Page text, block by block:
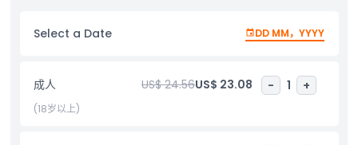
围、大胆的展览和沉浸式体验，莫科博物馆是欣赏现代艺术、学习新
知和获得灵感的完美场所。
亮点
Select a Date DD MM，YYYY
成人 US$ 24.56US$ 23.08 - 1 +
(18岁以上)